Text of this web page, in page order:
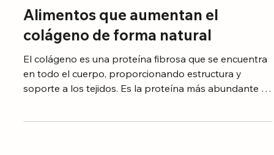
SALUD Y NUTRICION
Alimentos que aumentan el
colágeno de forma natural
El colágeno es una proteína fibrosa que se encuentra
en todo el cuerpo, proporcionando estructura y
el cuerpo humano y representa alrededor del 25% del